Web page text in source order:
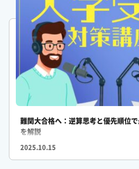
ふみか: ああありますね
がくしん: それで合否を分けるような重要
かになってしまうケースです
ふみか: なるほどではどうすれば第一志
るんでしょうか
がくしん: はいその秘訣は今お話しした3
くことなんです
ふみか: 逆をですか
難関大合格へ：逆算思考と優先順位
を解説
2025.10.15